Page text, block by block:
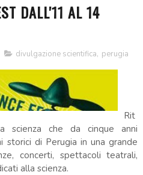
DALL'11 AL 14
divulgazione scientifica, perugia
Rit
scienza che da cinque anni
di Perugia in una grande
concerti, spettacoli teatrali,
alla scienza.